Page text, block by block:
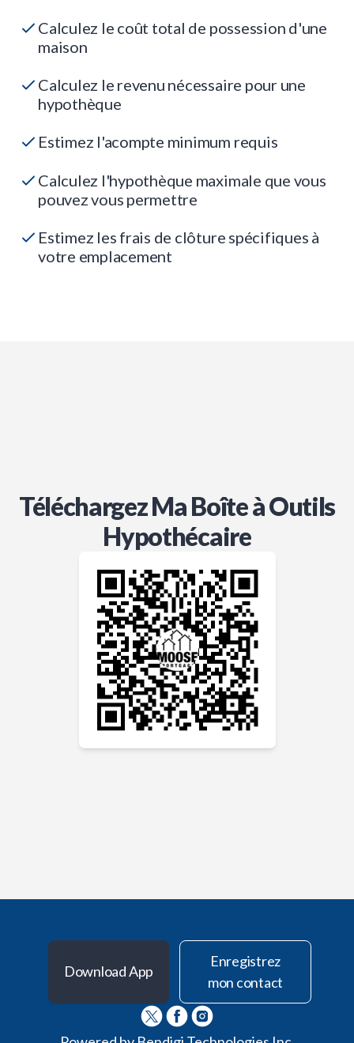
Calculez le coût total de possession d'une
maison
Calculez le revenu nécessaire pour une
hypothèque
Estimez l'acompte minimum requis
Calculez l'hypothèque maximale que vous
pouvez vous permettre
Estimez les frais de clôture spécifiques à
votre emplacement
Téléchargez Ma Boîte à Outils
Hypothécaire
Download App
Enregistrez
mon contact